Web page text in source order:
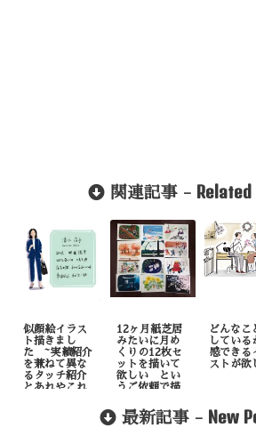
関連記事 -
似顔絵イラス
ト描きまし
た ~実績紹介
を兼ねて異な
るタッチ紹介
とあれやこれ
12ヶ月紙芝居
みたいに月め
くりの12枚セ
ットを描いて
欲しい とい
うご依頼で描
どんなこ
している
感できる
ストが欲
最新記事 - New